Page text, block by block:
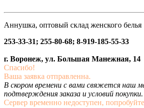
Аннушка, оптовый склад женского белья
253-33-31; 255-80-68; 8-919-185-55-33
г. Воронеж, ул. Большая Манежная, 14
Спасибо!
Ваша заявка отправленна.
В скором времени с вами свяжется наш
подтверждения заказа и условий покупки.
Сервер временно недоступен,